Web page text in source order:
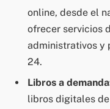
online, desde el
ofrecer servicios
administrativos y
24.
Libros a
libros digitales